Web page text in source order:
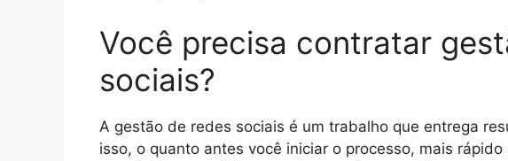
Você precisa contratar
sociais?
A gestão de redes sociais é um trabalho que entrega
isso, o quanto antes você iniciar o processo, mais